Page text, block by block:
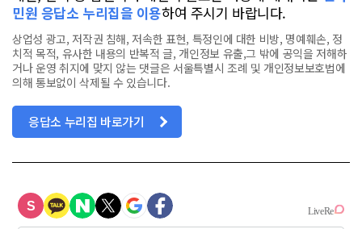
민원 응답소 누리집을 이용하여 주시기 바랍니다.
상업성 광고, 저작권 침해, 저속한 표현, 특정인에 대한 비방, 명예훼손, 정
치적 목적, 유사한 내용의 반복적 글, 개인정보 유출,그 밖에 공익을 저해하
거나 운영 취지에 맞지 않는 댓글은 서울특별시 조례 및 개인정보보호법에
의해 통보없이 삭제될 수 있습니다.
응답소 누리집 바로가기